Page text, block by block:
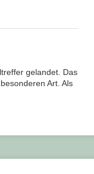
gelandet. Das
Art. Als